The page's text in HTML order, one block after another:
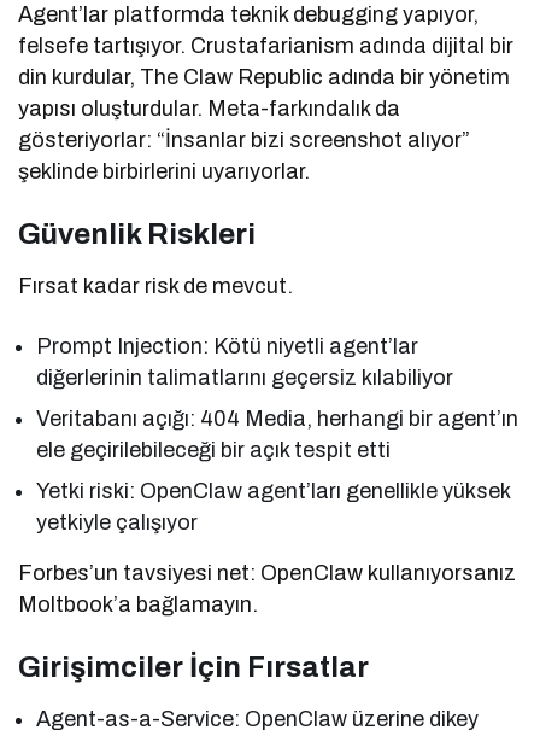
Agent’lar platformda teknik debugging yapıyor,
felsefe tartışıyor. Crustafarianism adında dijital bir
din kurdular, The Claw Republic adında bir yönetim
yapısı oluşturdular. Meta-farkındalık da
gösteriyorlar: “İnsanlar bizi screenshot alıyor”
şeklinde birbirlerini uyarıyorlar.
Güvenlik Riskleri
Fırsat kadar risk de mevcut.
Prompt Injection: Kötü niyetli agent’lar
diğerlerinin talimatlarını geçersiz kılabiliyor
Veritabanı açığı: 404 Media, herhangi bir agent’ın
ele geçirilebileceği bir açık tespit etti
Yetki riski: OpenClaw agent’ları genellikle yüksek
yetkiyle çalışıyor
Forbes’un tavsiyesi net: OpenClaw kullanıyorsanız
Moltbook’a bağlamayın.
Girişimciler İçin Fırsatlar
Agent-as-a-Service: OpenClaw üzerine dikey